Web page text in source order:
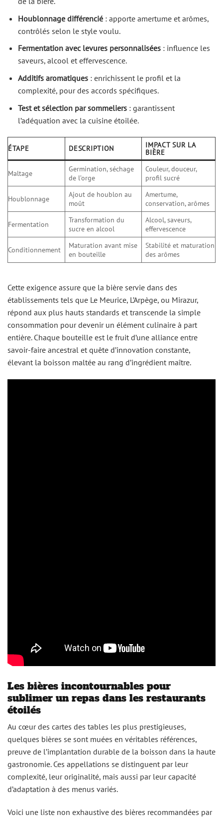
Houblonnage différencié: apporte amertume et arômes,
contrôlés selon le style voulu.
Fermentation avec levures personnalisées: influence les
saveurs, alcool et effervescence.
Additifs aromatiques: enrichissent le profil et la
complexité, pour des accords spécifiques.
Test et sélection par sommeliers: garantissent
l’adéquation avec la cuisine étoilée.
ÉTAPE DESCRIPTION IMPACT SUR LA
BIÈRE
Maltage
Germination, séchage
de l’orge
Couleur, douceur,
profil sucré
Houblonnage
Ajout de houblon au
moût
Amertume,
conservation, arômes
Fermentation
Transformation du
sucre en alcool
Alcool, saveurs,
effervescence
Conditionnement
Maturation avant mise
en bouteille
Stabilité et maturation
des arômes
Cette exigence assure que la bière servie dans des
établissements tels que Le Meurice, L’Arpège, ou Mirazur,
répond aux plus hauts standards et transcende la simple
consommation pour devenir un élément culinaire à part
entière. Chaque bouteille est le fruit d’une alliance entre
savoir-faire ancestral et quête d’innovation constante,
élevant la boisson maltée au rang d’ingrédient maître.
Les bières incontournables pour
sublimer un repas dans les restaurants
étoilés
Au cœur des cartes des tables les plus prestigieuses,
quelques bières se sont muées en véritables références,
preuve de l’implantation durable de la boisson dans la haute
gastronomie. Ces appellations se distinguent par leur
complexité, leur originalité, mais aussi par leur capacité
d’adaptation à des menus variés.
Voici une liste non exhaustive des bières recommandées par